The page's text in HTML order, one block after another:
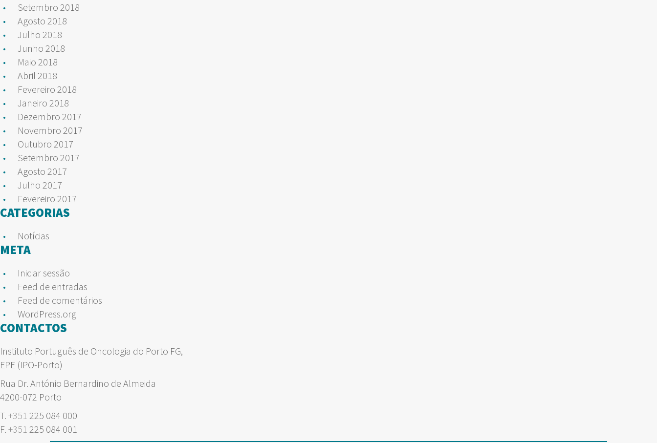
Setembro 2018
Agosto 2018
Julho 2018
Junho 2018
Maio 2018
Abril 2018
Fevereiro 2018
Janeiro 2018
Dezembro 2017
Novembro 2017
Outubro 2017
Setembro 2017
Agosto 2017
Julho 2017
Fevereiro 2017
CATEGORIAS
Notícias
META
Iniciar sessão
Feed de entradas
Feed de comentários
WordPress.org
CONTACTOS
Instituto Português de Oncologia do Porto FG,
EPE (IPO-Porto)
Rua Dr. António Bernardino de Almeida
4200-072 Porto
T. +351 225 084 000
F. +351 225 084 001